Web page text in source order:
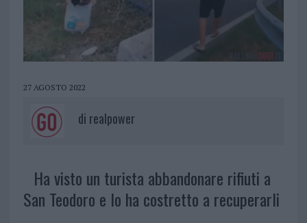
27 AGOSTO 2022
di realpower
Ha visto un turista abbandonare rifiuti a
San Teodoro e lo ha costretto a recuperarli